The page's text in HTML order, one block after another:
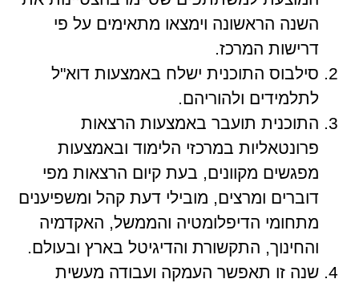
השנה הראשונה וימצאו מתאימים על פי
דרישות המרכז.
סילבוס התוכנית ישלח באמצעות דוא"ל
לתלמידים ולהוריהם.
התוכנית תועבר באמצעות הרצאות
פרונטאליות במרכזי הלימוד ובאמצעות
מפגשים מקוונים, בעת קיום הרצאות מפי
דוברים ומרצים, מובילי דעת קהל ומשפיענים
מתחומי הדיפלומטיה והממשל, האקדמיה
והחינוך, התקשורת והדיגיטל בארץ ובעולם.
שנה זו תאפשר העמקה ועבודה מעשית